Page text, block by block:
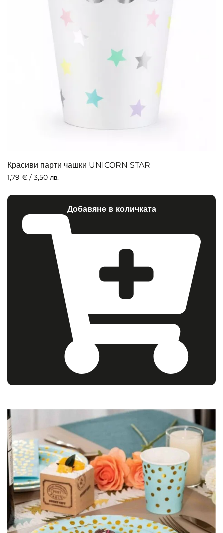
Красиви парти чашки UNICORN STAR
1,79 € / 3,50 лв.
Добавяне в количката